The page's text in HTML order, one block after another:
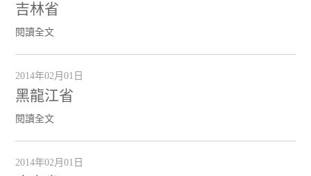
吉林省
閱讀全文
2014年02月01日
黑龍江省
閱讀全文
2014年02月01日